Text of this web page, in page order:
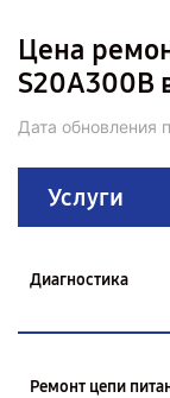
Цена
S20A300B
Дата обновления
Услуги
Диагностика
Ремонт цепи